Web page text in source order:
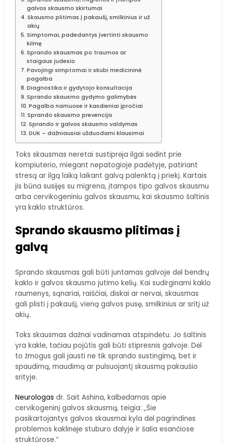
galvos skausmo skirtumai
Skausmo plitimas į pakaušį, smilkinius ir už
akių
Simptomai, padedantys įvertinti skausmo
kilmę
Sprando skausmas po traumos ar
staigaus judesio
Pavojingi simptomai ir skubi medicininė
pagalba
Diagnostika ir gydytojo konsultacija
Sprando skausmo gydymo galimybės
Pagalba namuose ir kasdieniai įpročiai
Sprando skausmo prevencija
Sprando ir galvos skausmo valdymas
DUK – dažniausiai užduodami klausimai
Toks skausmas neretai sustiprėja ilgai sėdint prie
kompiuterio, miegant nepatogioje padėtyje, patiriant
stresą ar ilgą laiką laikant galvą palenktą į priekį. Kartais
jis būna susijęs su migrena, įtampos tipo galvos skausmu
arba cervikogeniniu galvos skausmu, kai skausmo šaltinis
yra kaklo struktūros.
Sprando skausmo plitimas į
galvą
Sprando skausmas gali būti juntamas galvoje dėl bendrų
kaklo ir galvos skausmo jutimo kelių. Kai sudirginami kaklo
raumenys, sąnariai, raiščiai, diskai ar nervai, skausmas
gali plisti į pakaušį, vieną galvos pusę, smilkinius ar sritį už
akių.
Toks skausmas dažnai vadinamas atspindėtu. Jo šaltinis
yra kakle, tačiau pojūtis gali būti stipresnis galvoje. Dėl
to žmogus gali jausti ne tik sprando sustingimą, bet ir
spaudimą, maudimą ar pulsuojantį skausmą pakaušio
srityje.
Neurologas dr. Sait Ashina, kalbėdamas apie
cervikogeninį galvos skausmą, teigia: „Šie
pasikartojantys galvos skausmai kyla dėl pagrindinės
problemos kaklinėje stuburo dalyje ir šalia esančiose
struktūrose.“